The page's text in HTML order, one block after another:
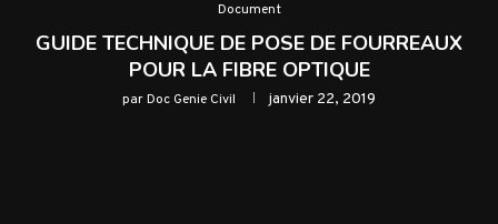
Document
GUIDE TECHNIQUE DE POSE DE FOURREAUX
POUR LA FIBRE OPTIQUE
parDoc Genie Civil janvier 22, 2019